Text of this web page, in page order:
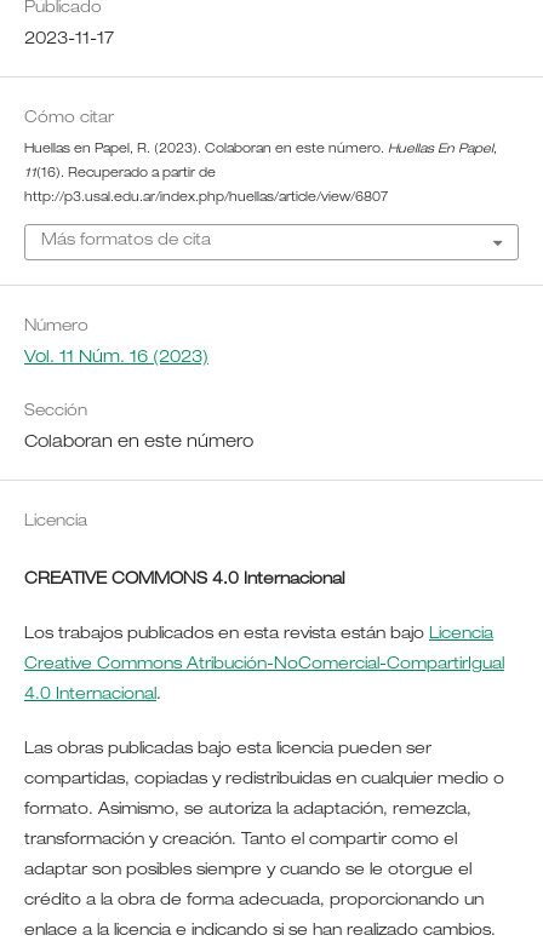
Publicado
2023-11-17
Cómo citar
Huellas en Papel, R. (2023). Colaboran en este número. Huellas En Papel,
11(16). Recuperado a partir de
http://p3.usal.edu.ar/index.php/huellas/article/view/6807
Más formatos de cita
Número
Vol. 11 Núm. 16 (2023)
Sección
Colaboran en este número
Licencia
CREATIVE COMMONS 4.0 Internacional
Los trabajos publicados en esta revista están bajo Licencia
Creative Commons Atribución-NoComercial-CompartirIgual
4.0 Internacional.
Las obras publicadas bajo esta licencia pueden ser
compartidas, copiadas y redistribuidas en cualquier medio o
formato. Asimismo, se autoriza la adaptación, remezcla,
transformación y creación. Tanto el compartir como el
adaptar son posibles siempre y cuando se le otorgue el
crédito a la obra de forma adecuada, proporcionando un
enlace a la licencia e indicando si se han realizado cambios.